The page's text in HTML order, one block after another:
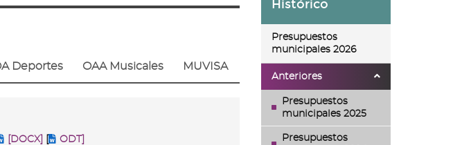
Deportes OAA Musicales MUVISA
[DOCX] ODT]
Histórico
Presupuestos
municipales 2026
Anteriores
Presupuestos
municipales 2025
Presupuestos